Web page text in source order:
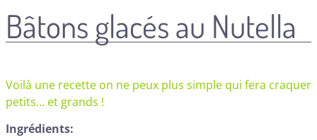
Bâtons glacés au Nutella
Voilà une recette on ne peux plus simple qui fera craquer
petits… et grands !
Ingrédients: